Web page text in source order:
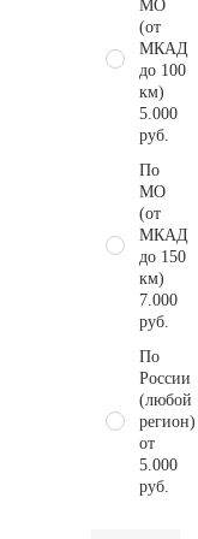
МО
(от
МКАД
до 100
км)
5.000
руб.
По
МО
(от
МКАД
до 150
км)
7.000
руб.
По
России
(любой
регион)
от
5.000
руб.